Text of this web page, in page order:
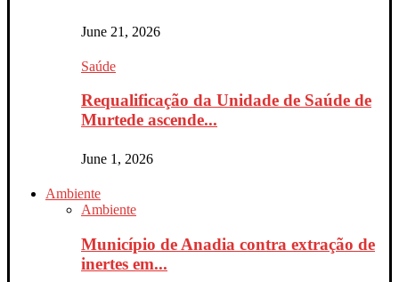
June 21, 2026
Saúde
Requalificação da Unidade de Saúde de
Murtede ascende...
June 1, 2026
Ambiente
Ambiente
Município de Anadia contra extração de
inertes em...